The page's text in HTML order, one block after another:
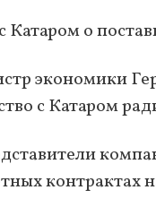
Катаром о
экономики
с Катаром
контрактах